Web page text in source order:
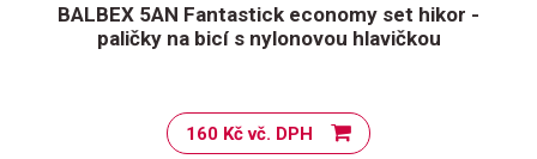
BALBEX 5AN Fantastick economy set hikor -
paličky na bicí s nylonovou hlavičkou
160 Kč vč. DPH